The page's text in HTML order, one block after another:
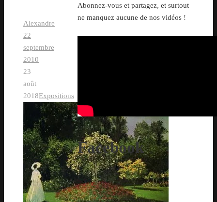
Alexandre
22
septembre
2010
23
août
2018Expositions
Abonnez-vous et partagez, et surtout
ne manquez aucune de nos vidéos !
Facebook